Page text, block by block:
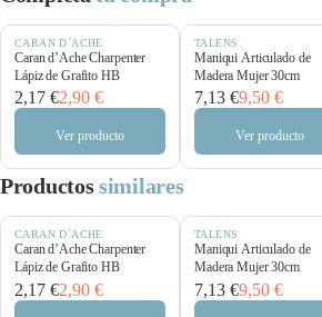
CARAN D´ACHE
Caran d’Ache Charpenter
Lápiz de Grafito HB
2,17 €2,90 €
Ver producto
TALENS
Maniqui Articulado de
Madera Mujer 30cm
7,13 €9,50 €
Ver producto
Productos similares
CARAN D´ACHE
Caran d’Ache Charpenter
Lápiz de Grafito HB
2,17 €2,90 €
TALENS
Maniqui Articulado de
Madera Mujer 30cm
7,13 €9,50 €